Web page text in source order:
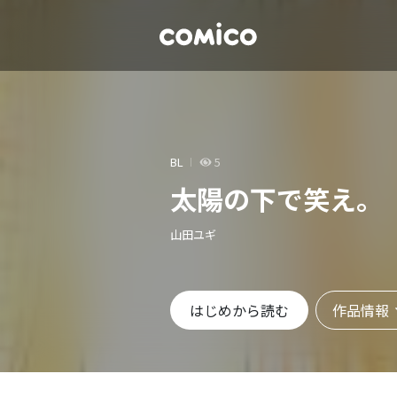
BL 5
太陽の下で笑え
山田ユギ
はじめから読む 作品情報